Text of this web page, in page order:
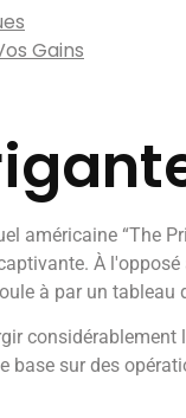
Gains
américaine “The
À
à par un
base sur des